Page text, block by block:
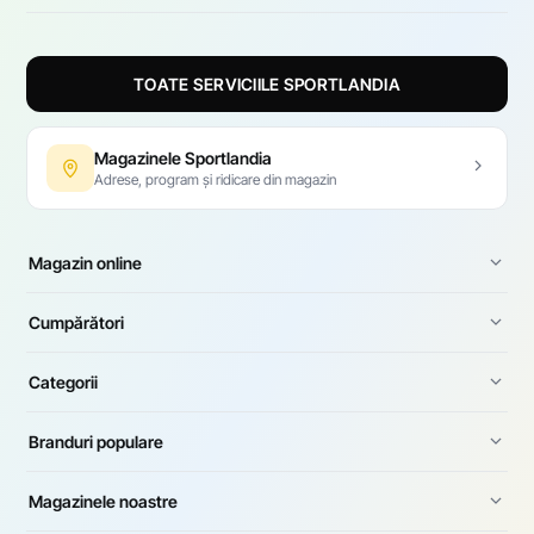
TOATE SERVICIILE SPORTLANDIA
Magazinele Sportlandia
Adrese, program și ridicare din magazin
Magazin online
Cumpărători
Categorii
Branduri populare
Magazinele noastre